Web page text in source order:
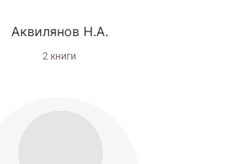
Аквилянов Н.А.
2 книги